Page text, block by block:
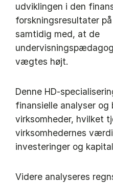
udviklingen i den
forskningsresultater
samtidig med, at de
vægtes højt.
Denne HD-
finansielle analyser og
virksomheder, hvilket
virksomhedernes
investeringer og
Videre analyseres